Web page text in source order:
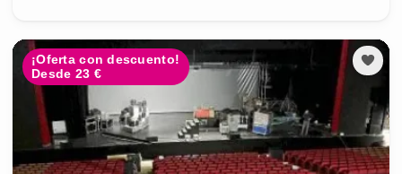
¡Oferta con descuento!
Desde 23 €